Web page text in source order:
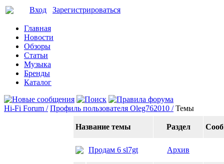
Вход Зарегистрироваться
Главная
Новости
Обзоры
Статьи
Музыка
Бренды
Каталог
Hi-Fi Forum / Профиль пользователя Oleg762010 / Темы
Название темы Раздел
Продам 6 sl7gt Архив